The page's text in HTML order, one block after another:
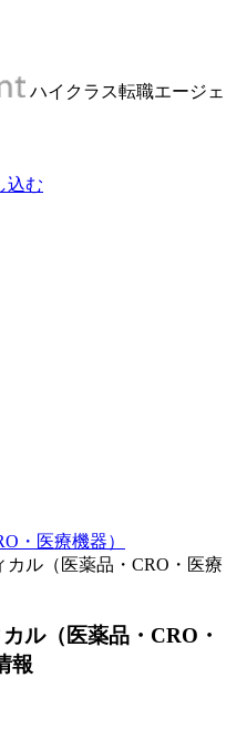
ハイクラス転職エージェ
込む
・医療機器）
カル（医薬品・CRO・医療
ル（医薬品・CRO・
報